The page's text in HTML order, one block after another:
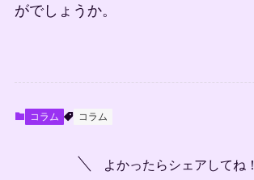
がでしょうか。
コラム コラム
よかったらシェアしてね！